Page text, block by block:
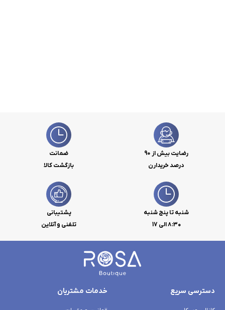
رضایت بیش از 90
درصد خریدارن
ضمانت
بازگشت کالا
شنبه تا پنج شنبه
۸:۳۰ الی 17
پشتیبانی
تلفنی و آنلاین
دسترسی سریع خدمات مشتریان